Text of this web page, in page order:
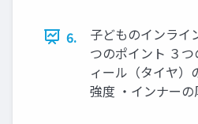
6.
子どものインライ
つのポイント ３
ィール（タイヤ）
強度 ・インナーの